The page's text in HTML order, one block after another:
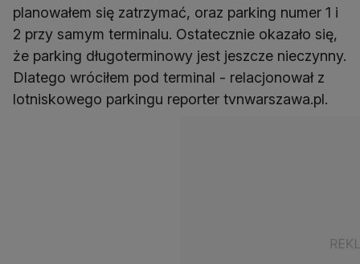
planowałem się zatrzymać, oraz parking numer 1 i
2 przy samym terminalu. Ostatecznie okazało się,
że parking długoterminowy jest jeszcze nieczynny.
Dlatego wróciłem pod terminal - relacjonował z
lotniskowego parkingu reporter tvnwarszawa.pl.